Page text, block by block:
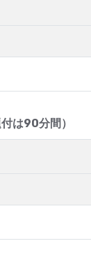
は90分間）